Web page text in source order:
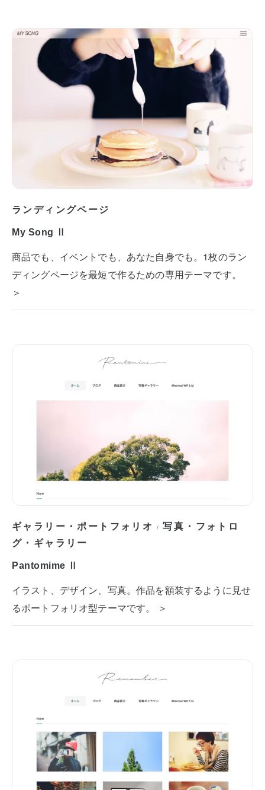
ランディングページ
My Song Ⅱ
商品でも、イベントでも、あなた自身でも。1枚のラン
ディングページを最短で作るための専用テーマです。
＞
ギャラリー・ポートフォリオ /写真・フォトロ
グ・ギャラリー
Pantomime Ⅱ
イラスト、デザイン、写真。作品を額装するように見せ
るポートフォリオ型テーマです。 ＞